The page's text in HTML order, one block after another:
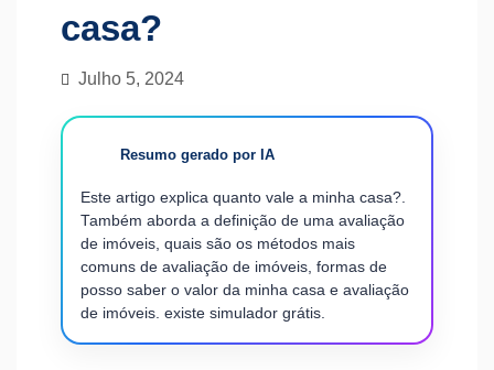
casa?
Julho 5, 2024
Resumo gerado por IA
Este artigo explica quanto vale a minha casa?.
Também aborda a definição de uma avaliação
de imóveis, quais são os métodos mais
comuns de avaliação de imóveis, formas de
posso saber o valor da minha casa e avaliação
de imóveis. existe simulador grátis.